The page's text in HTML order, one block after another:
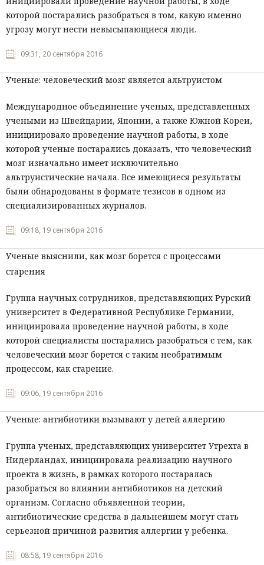
которой постарались разобраться в том, какую именно
угрозу могут нести невысыпающиеся люди.
09:31, 20 сентября 2016
Ученые: человеческий мозг является альтруистом
Международное объединение ученых, представленных
учеными из Швейцарии, Японии, а также Южной Кореи,
инициировало проведение научной работы, в ходе
которой ученые постарались доказать, что человеческий
мозг изначально имеет исключительно
альтруистические начала. Все имеющиеся результаты
были обнародованы в формате тезисов в одном из
специализированных журналов.
09:18, 19 сентября 2016
Ученые выяснили, как мозг борется с процессами
старения
Группа научных сотрудников, представляющих Рурский
университет в Федеративной Республике Германии,
инициировала проведение научной работы, в ходе
которой специалисты постарались разобраться с тем, как
человеческий мозг борется с таким необратимым
процессом, как старение.
09:06, 19 сентября 2016
Ученые: антибиотики вызывают у детей аллергию
Группа ученых, представляющих университет Утрехта в
Нидерландах, инициировала реализацию научного
проекта в жизнь, в рамках которого постаралась
разобраться во влиянии антибиотиков на детский
организм. Согласно объявленной теории,
антибиотические средства в дальнейшем могут стать
серьезной причиной развития аллергии у ребенка.
08:58, 19 сентября 2016